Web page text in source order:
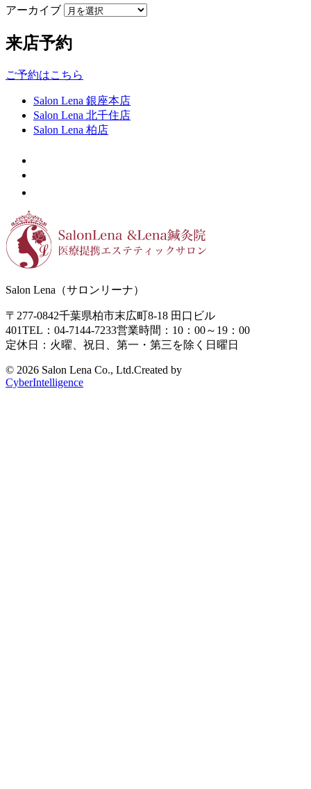
アーカイブ
来店予約
ご予約はこちら
Salon Lena 銀座本店
Salon Lena 北千住店
Salon Lena 柏店
Salon Lena（サロンリーナ）
〒277-0842千葉県柏市末広町8-18 田口ビル
401TEL：04-7144-7233営業時間：10：00～19：00
定休日：火曜、祝日、第一・第三を除く日曜日
© 2026 Salon Lena Co., Ltd.Created by
CyberIntelligence